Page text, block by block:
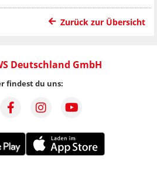
Zurück zur Übersicht
Deutschland GmbH
findest du uns: